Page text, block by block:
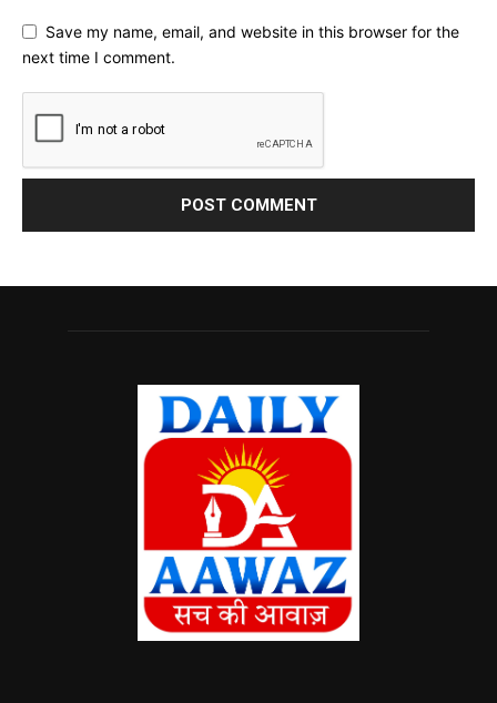
Save my name, email, and website in this browser for the
next time I comment.